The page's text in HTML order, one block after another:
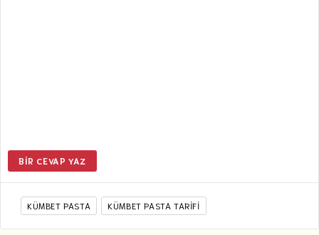
BIR CEVAP YAZ
KÜMBET PASTA KÜMBET PASTA TARIFI